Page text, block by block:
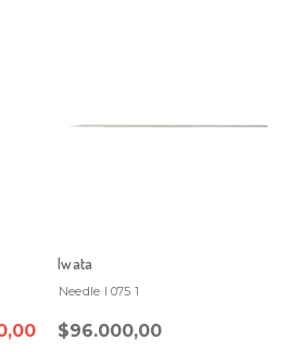
Iwata
Needle I 075 1
$96.000,00